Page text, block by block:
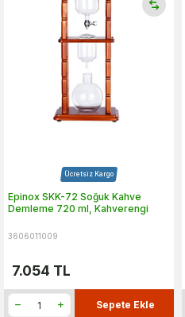
Ücretsiz Kargo
Epinox SKK-72 Soğuk Kahve
Demleme 720 ml, Kahverengi
3606011009
7.054 TL
Sepete Ekle